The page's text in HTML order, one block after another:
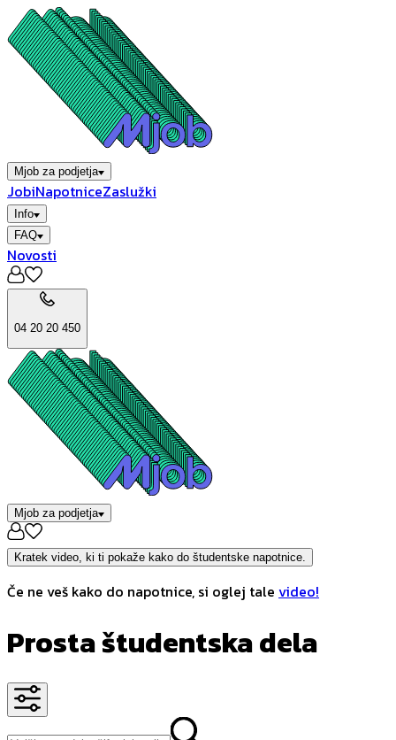
Mjob za podjetja
JobiNapotniceZaslužki
Info
FAQ
Novosti
04 20 20 450
Mjob za podjetja
Kratek video, ki ti pokaže kako do študentske napotnice.
Če ne veš kako do napotnice, si oglej tale video!
Prosta študentska dela